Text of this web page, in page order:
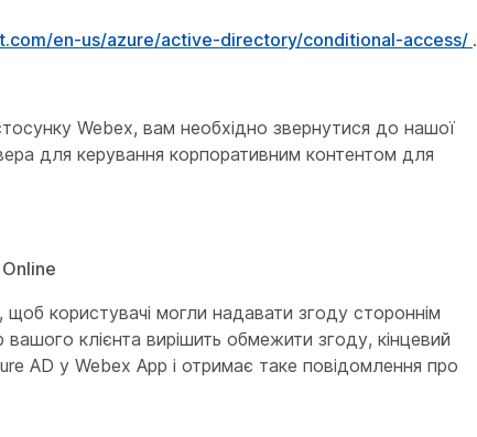
en-us/azure/active-directory/conditional-access/ .
Webex, вам необхідно звернутися до нашої
для керування корпоративним контентом для
користувачі могли надавати згоду стороннім
клієнта вирішить обмежити згоду, кінцевий
AD у Webex App і отримає таке повідомлення про